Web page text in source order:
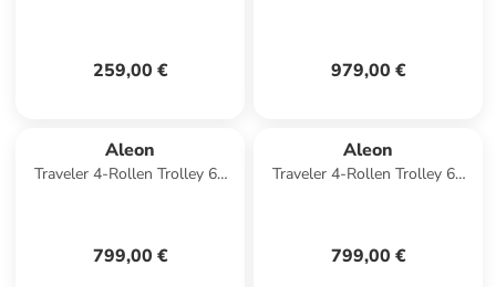
259,00 € 979,00 €
Aleon
Traveler 4-Rollen Trolley 67
799,00 €
Aleon
Traveler 4-Rollen Trolley 67
799,00 €